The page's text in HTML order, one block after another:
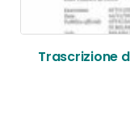
Trascrizione